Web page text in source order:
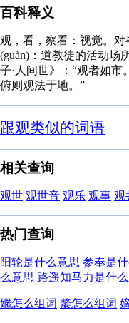
百科释义
观，看，察看：视觉。
(guàn)：道教徒的活动场
子·人间世》：“观者如市
俯则观法于地。”
跟观类似的词语
相关查询
观世 观世音 观乐 观事 观
热门查询
阳轮是什么意思 参奉是
么意思 路遥知马力是什
嫟怎么组词 嫠怎么组词